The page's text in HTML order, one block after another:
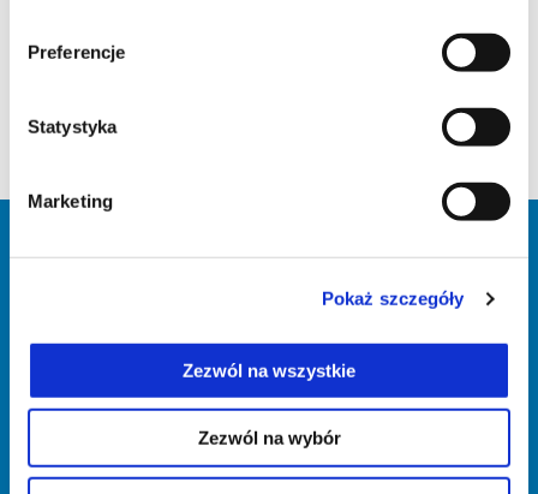
Preferencje
Statystyka
Marketing
Pokaż szczegóły
Zezwól na wszystkie
Zezwól na wybór
ROZWIĄZANIA DLA FIRM
DOKUMENTACJA NA ZAMÓWIENIE
Twoje dokumenty i certyfikaty
KLIKNIJ TUTAJ